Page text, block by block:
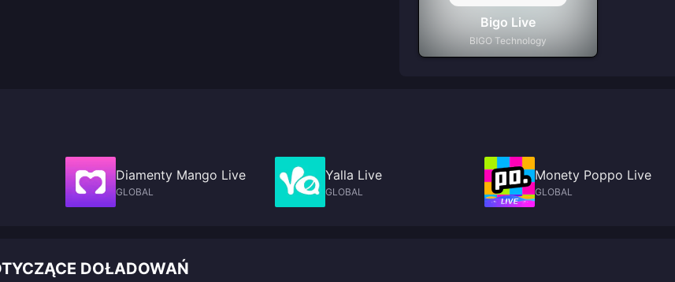
Bigo Live
BIGO Technology
Diamenty Mango Live
GLOBAL
Yalla Live
GLOBAL
Monety Poppo Live
GLOBAL
DOŁADOWAŃ